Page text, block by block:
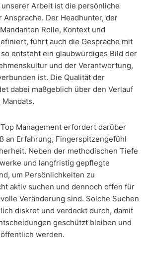
Arbeit ist die persönliche
Der Headhunter, der
Rolle, Kontext und
führt auch die Gespräche mit
entsteht ein glaubwürdiges Bild der
und der Verantwortung,
ist. Die Qualität der
dabei maßgeblich über den Verlauf
Management erfordert darüber
an Erfahrung, Fingerspitzengefühl
Neben der methodischen Tiefe
und langfristig gepflegte
um Persönlichkeiten zu
aktiv suchen und dennoch offen für
Veränderung sind. Solche Suchen
diskret und verdeckt durch, damit
geschützt bleiben und
werden.